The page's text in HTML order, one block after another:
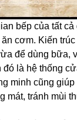
bếp của tất cả
cơm. Kiến
để dùng bữa,
đó là hệ thống
minh cũng giúp
mát, tránh mùi